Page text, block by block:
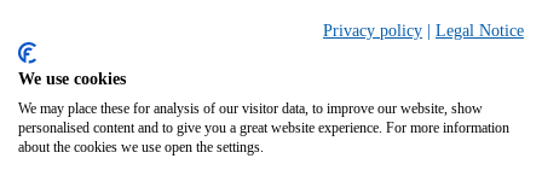
Produkte
Übersicht
Privacy policy Legal Notice
We use cookies
We may place these for analysis of our visitor data, to improve our website, show
personalised content and to give you a great website experience. For more information
about the cookies we use open the settings.